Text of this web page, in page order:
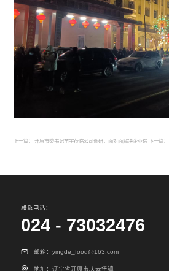
上一篇：开原市委书记苗宇莅临公司调研，面对面解决企业遇 下一篇：
联系电话：
024 - 73032476
邮箱：yingde_food@163.com
地址：辽宁省开原市庆云堡镇